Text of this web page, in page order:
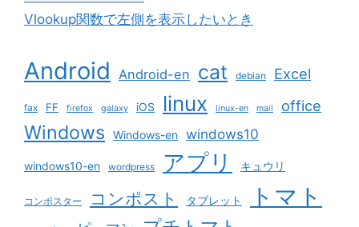
Vlookup関数で左側を表示したいとき
Android Android-en cat debian Excel
fax FF firefox galaxy iOS linux linux-en mail office
Windows Windows-en windows10
windows10-en wordpress アプリ キュウリ
コンポスター コンポスト タブレット トマト